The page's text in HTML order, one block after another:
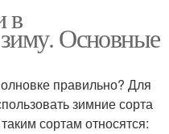
в
Основные
правильно? Для
зимние сорта
сортам относятся: